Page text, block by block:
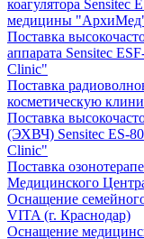
коагулятора Sensitec
медицины
Поставка
аппарата Sensitec
Clinic"
Поставка
косметическую
Поставка
(ЭХВЧ) Sensitec ES-
Clinic"
Поставка
Медицинского
Оснащение
VITA (г. Краснодар)
Оснащение